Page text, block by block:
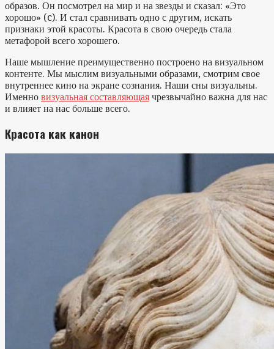
образов. Он посмотрел на мир и на звезды и сказал: «Это
хорошо» (c). И стал сравнивать одно с другим, искать
признаки этой красоты. Красота в свою очередь стала
метафорой всего хорошего.
Наше мышление преимущественно построено на визуальном
контенте. Мы мыслим визуальными образами, смотрим свое
внутреннее кино на экране сознания. Наши сны визуальны.
Именно визуальная составляющая чрезвычайно важна для нас
и влияет на нас больше всего.
Красота как канон